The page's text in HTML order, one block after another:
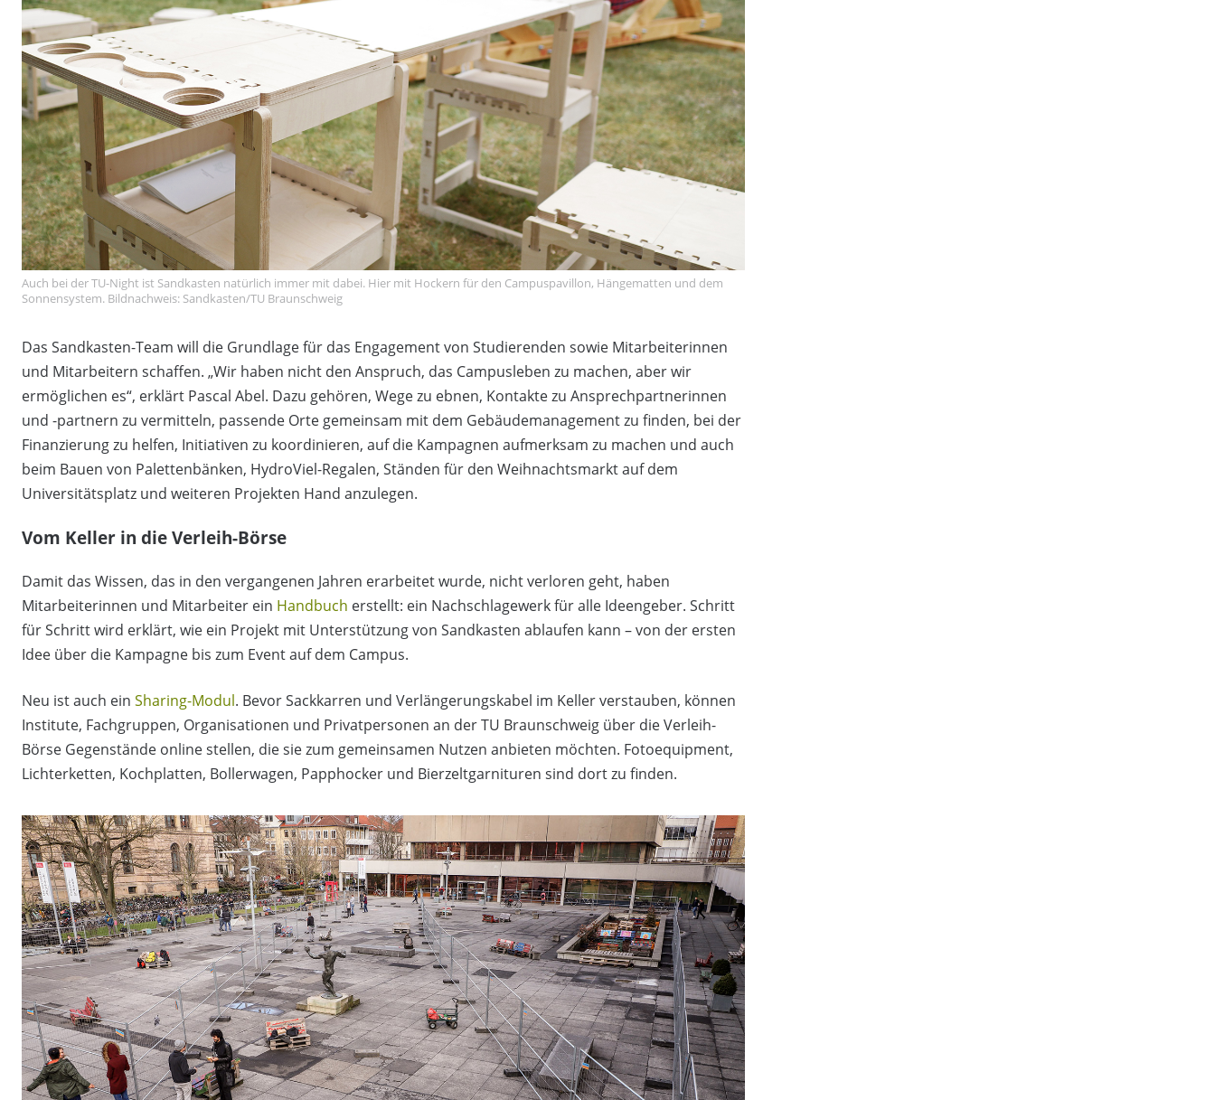
Auch bei der TU-Night ist Sandkasten natürlich immer mit dabei. Hier mit Hockern für den Campuspavillon, Hängematten und dem
Sonnensystem. Bildnachweis: Sandkasten/TU Braunschweig
Das Sandkasten-Team will die Grundlage für das Engagement von Studierenden sowie Mitarbeiterinnen
und Mitarbeitern schaffen. „Wir haben nicht den Anspruch, das Campusleben zu machen, aber wir
ermöglichen es“, erklärt Pascal Abel. Dazu gehören, Wege zu ebnen, Kontakte zu Ansprechpartnerinnen
und -partnern zu vermitteln, passende Orte gemeinsam mit dem Gebäudemanagement zu finden, bei der
Finanzierung zu helfen, Initiativen zu koordinieren, auf die Kampagnen aufmerksam zu machen und auch
beim Bauen von Palettenbänken, HydroViel-Regalen, Ständen für den Weihnachtsmarkt auf dem
Universitätsplatz und weiteren Projekten Hand anzulegen.
Vom Keller in die Verleih-Börse
Damit das Wissen, das in den vergangenen Jahren erarbeitet wurde, nicht verloren geht, haben
Mitarbeiterinnen und Mitarbeiter ein Handbuch erstellt: ein Nachschlagewerk für alle Ideengeber. Schritt
für Schritt wird erklärt, wie ein Projekt mit Unterstützung von Sandkasten ablaufen kann – von der ersten
Idee über die Kampagne bis zum Event auf dem Campus.
Neu ist auch ein Sharing-Modul. Bevor Sackkarren und Verlängerungskabel im Keller verstauben, können
Institute, Fachgruppen, Organisationen und Privatpersonen an der TU Braunschweig über die Verleih-
Börse Gegenstände online stellen, die sie zum gemeinsamen Nutzen anbieten möchten. Fotoequipment,
Lichterketten, Kochplatten, Bollerwagen, Papphocker und Bierzeltgarnituren sind dort zu finden.